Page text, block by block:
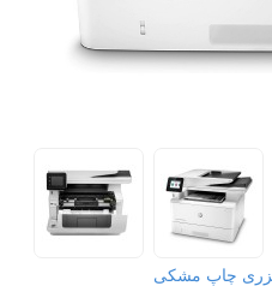
لیزری چاپ مشکی